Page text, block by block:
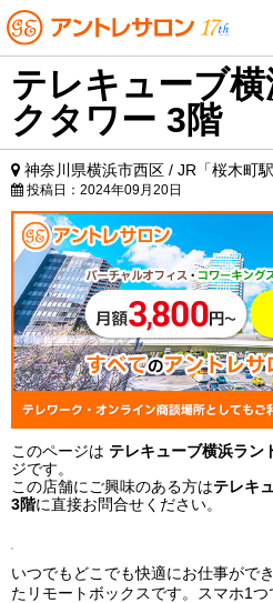
テレキューブ
クタワー 3階
神奈川県横浜市西区 / JR「桜木町
投稿日： 2024年09月20日
このページは テレキューブ横浜ラン
ジです。
この店舗にご興味のある方はテレキ
3階に直接お問合せください。
いつでもどこでも快適にお仕事がで
たリモートボックスです。スマホ1